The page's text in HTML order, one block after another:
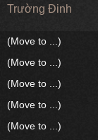
Trường Đinh